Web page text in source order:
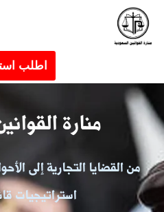
تخطى
اطلب
منارة
من القضايا التجارية إلى
استراتيجيات